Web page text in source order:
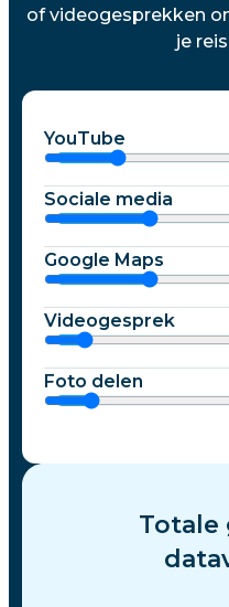
of videogesprekken
je
YouTube
Sociale media
Google Maps
Videogesprek
Foto delen
Totale